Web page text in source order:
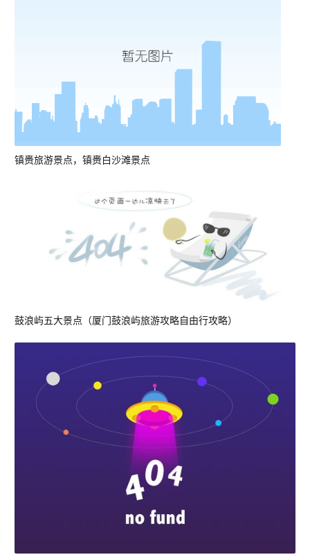
镇赉旅游景点，镇赉白沙滩景点
鼓浪屿五大景点（厦门鼓浪屿旅游攻略自由行攻略）